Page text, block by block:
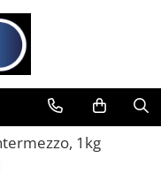
1kg